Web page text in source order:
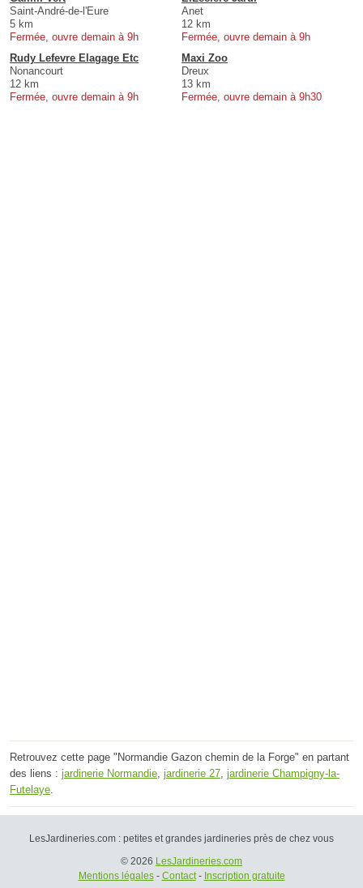
Saint-André-de-l'Eure
5 km
Fermée, ouvre demain à 9h
Anet
12 km
Fermée, ouvre demain à 9h
Rudy Lefevre Elagage Etc
Nonancourt
12 km
Fermée, ouvre demain à 9h
Maxi Zoo
Dreux
13 km
Fermée, ouvre demain à 9h30
Retrouvez cette page "Normandie Gazon chemin de la Forge" en partant
des liens : jardinerie Normandie jardinerie 27 jardinerie Champigny-la-
Futelaye
LesJardineries.com : petites et grandes jardineries près de chez vous
© 2026 LesJardineries.com
Mentions légales- Contact- Inscription gratuite